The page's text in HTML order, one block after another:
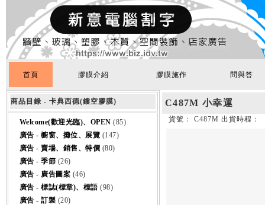
首頁 膠膜介紹 膠膜施作 問與答
商品目錄 - 卡典西德(鏤空膠膜)
Welcome(歡迎光臨)、OPEN (85)
廣告 - 櫥窗、攤位、展覽 (147)
廣告 - 賣場、銷售、特價 (80)
廣告 - 季節 (26)
廣告 - 廣告圖案 (46)
廣告 - 標誌(標章)、標語(98)
廣告 - 訂製 (20)
C487M 小幸運
貨號： C487M 出貨時程：